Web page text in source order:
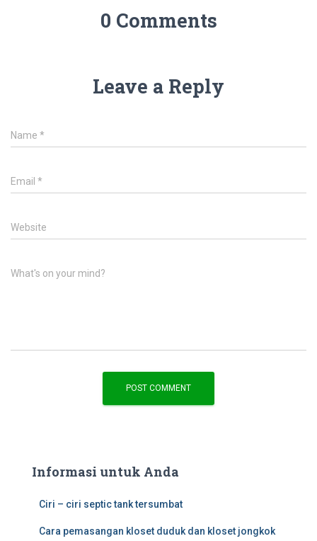
0 Comments
Leave a Reply
Name *
Email *
Website
What's on your mind?
Informasi untuk Anda
Ciri – ciri septic tank tersumbat
Cara pemasangan kloset duduk dan kloset jongkok